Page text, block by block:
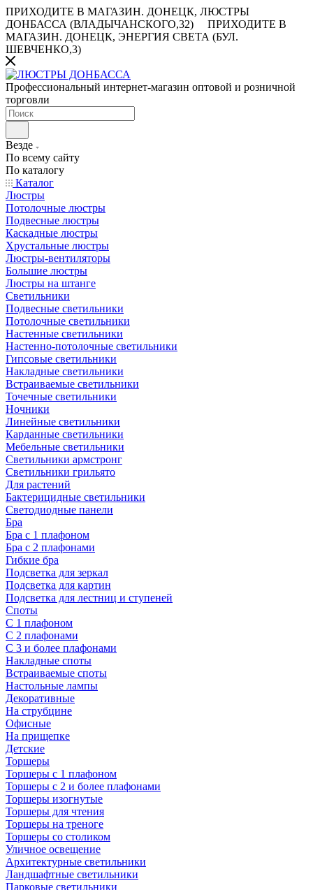
ПРИХОДИТЕ В МАГАЗИН. ДОНЕЦК, ЛЮСТРЫ
ДОНБАССА (ВЛАДЫЧАНСКОГО,32)
ПРИХОДИТЕ В
МАГАЗИН. ДОНЕЦК, ЭНЕРГИЯ СВЕТА (БУЛ.
ШЕВЧЕНКО,3)
Профессиональный интернет-магазин оптовой и розничной
торговли
Везде
По всему сайту
По каталогу
Каталог
Люстры
Потолочные люстры
Подвесные люстры
Каскадные люстры
Хрустальные люстры
Люстры-вентиляторы
Большие люстры
Люстры на штанге
Светильники
Подвесные светильники
Потолочные светильники
Настенные светильники
Настенно-потолочные светильники
Гипсовые светильники
Накладные светильники
Встраиваемые светильники
Точечные светильники
Ночники
Линейные светильники
Карданные светильники
Мебельные светильники
Светильники армстронг
Светильники грильято
Для растений
Бактерицидные светильники
Светодиодные панели
Бра
Бра с 1 плафоном
Бра с 2 плафонами
Гибкие бра
Подсветка для зеркал
Подсветка для картин
Подсветка для лестниц и ступеней
Споты
С 1 плафоном
С 2 плафонами
С 3 и более плафонами
Накладные споты
Встраиваемые споты
Настольные лампы
Декоративные
На струбцине
Офисные
На прищепке
Детские
Торшеры
Торшеры с 1 плафоном
Торшеры с 2 и более плафонами
Торшеры изогнутые
Торшеры для чтения
Торшеры на треноге
Торшеры со столиком
Уличное освещение
Архитектурные светильники
Ландшафтные светильники
Парковые светильники